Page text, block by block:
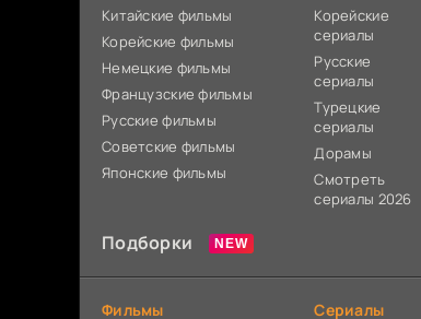
Китайские фильмы
Корейские фильмы
Немецкие фильмы
Французские фильмы
Русские фильмы
Советские фильмы
Японские фильмы
Корейские
сериалы
Русские
сериалы
Турецкие
сериалы
Дорамы
Смотреть
сериалы 2026
Подборки
Фильмы Сериалы